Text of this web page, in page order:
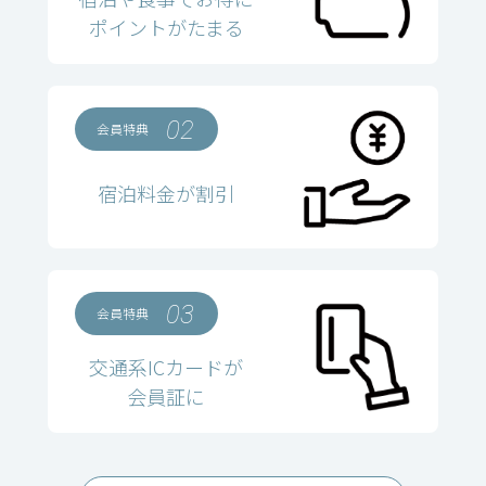
ポイントがたまる
会員特典 02
宿泊料金が割引
会員特典 03
交通系ICカードが
会員証に